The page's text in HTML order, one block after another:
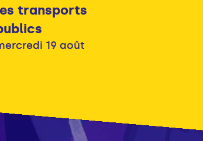
transports
19 août